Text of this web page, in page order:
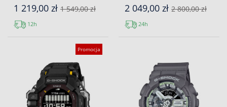
1 219,00 zł 1 549,00 zł
12h
2 049,00 zł 2 800,00 zł
24h
Promocja